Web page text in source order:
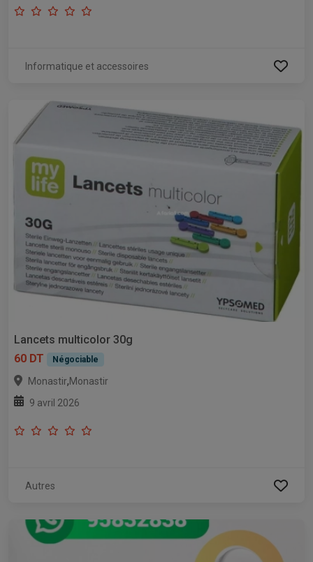
Informatique et accessoires
Lancets multicolor 30g
60 DT
Négociable
Monastir,Monastir
9 avril 2026
Autres